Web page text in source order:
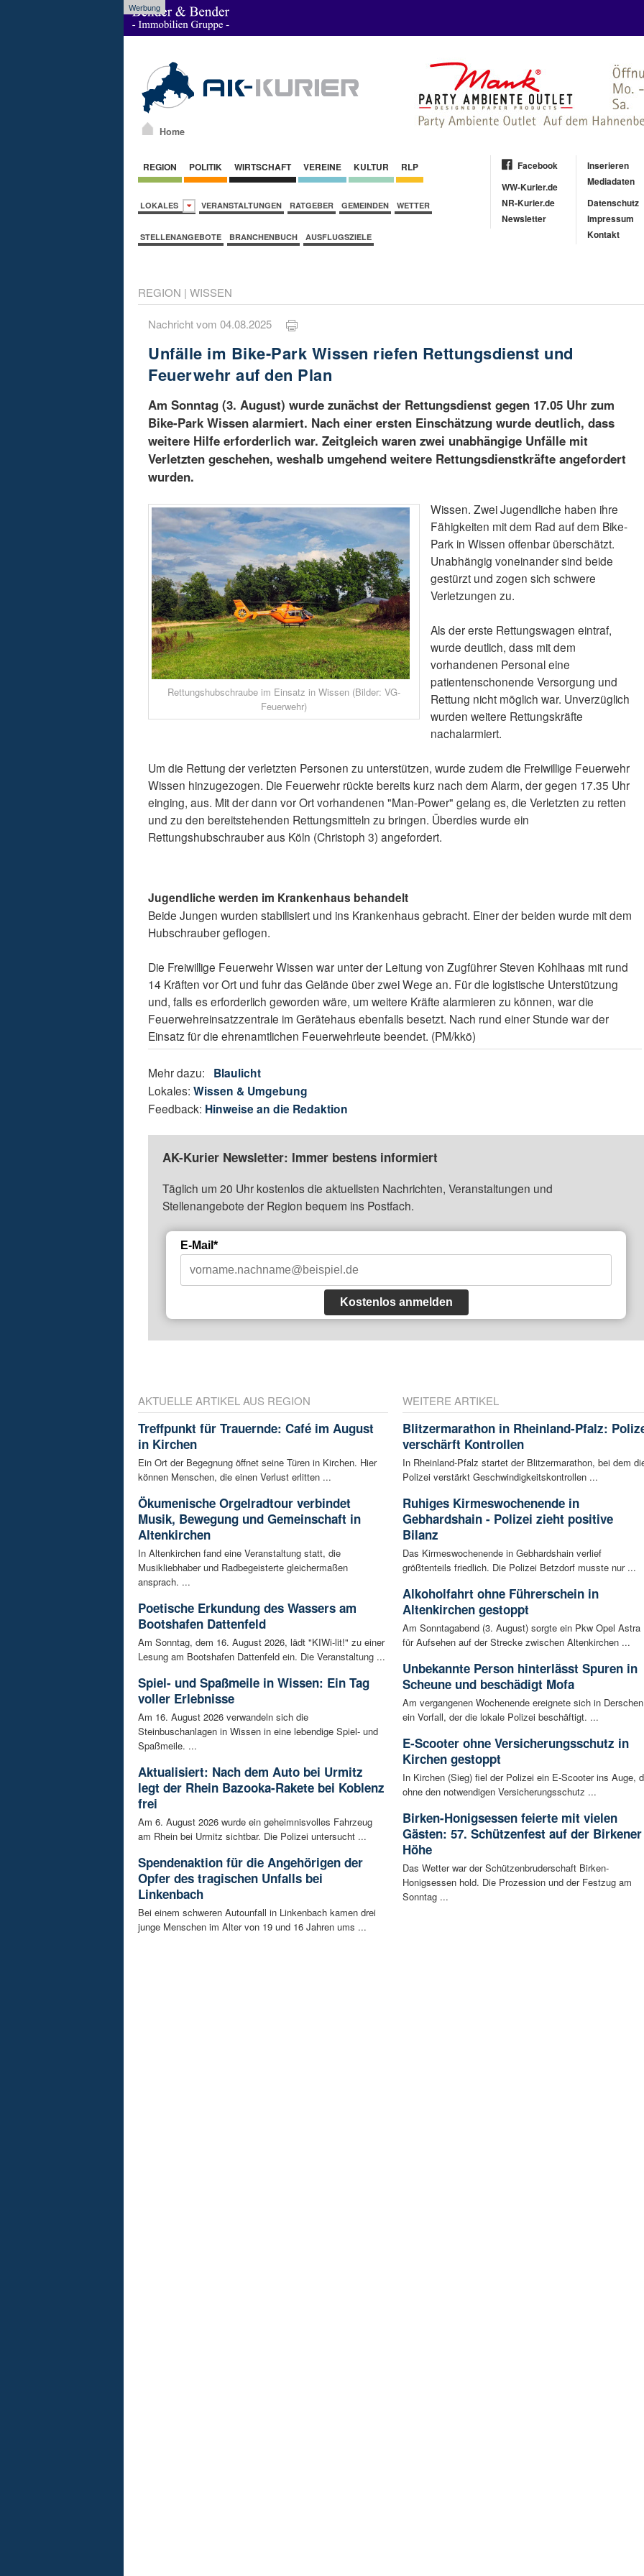
Werbung
Home
REGION POLITIK WIRTSCHAFT VEREINE KULTUR RLP
LOKALES VERANSTALTUNGEN RATGEBER GEMEINDEN WETTER
STELLENANGEBOTE BRANCHENBUCH AUSFLUGSZIELE
Facebook
WW-Kurier.de
NR-Kurier.de
Newsletter
Inserieren
Mediadaten
Datenschutz
Impressum
Kontakt
REGION | WISSEN
Nachricht vom 04.08.2025
Unfälle im Bike-Park Wissen riefen Rettungsdienst und
Feuerwehr auf den Plan
Am Sonntag (3. August) wurde zunächst der Rettungsdienst gegen 17.05 Uhr zum
Bike-Park Wissen alarmiert. Nach einer ersten Einschätzung wurde deutlich, dass
weitere Hilfe erforderlich war. Zeitgleich waren zwei unabhängige Unfälle mit
Verletzten geschehen, weshalb umgehend weitere Rettungsdienstkräfte angefordert
wurden.
Rettungshubschraube im Einsatz in Wissen (Bilder: VG-
Feuerwehr)
Wissen. Zwei Jugendliche haben ihre
Fähigkeiten mit dem Rad auf dem Bike-
Park in Wissen offenbar überschätzt.
Unabhängig voneinander sind beide
gestürzt und zogen sich schwere
Verletzungen zu.
Als der erste Rettungswagen eintraf,
wurde deutlich, dass mit dem
vorhandenen Personal eine
patientenschonende Versorgung und
Rettung nicht möglich war. Unverzüglich
wurden weitere Rettungskräfte
nachalarmiert.
Um die Rettung der verletzten Personen zu unterstützen, wurde zudem die Freiwillige Feuerwehr
Wissen hinzugezogen. Die Feuerwehr rückte bereits kurz nach dem Alarm, der gegen 17.35 Uhr
einging, aus. Mit der dann vor Ort vorhandenen "Man-Power" gelang es, die Verletzten zu retten
und zu den bereitstehenden Rettungsmitteln zu bringen. Überdies wurde ein
Rettungshubschrauber aus Köln (Christoph 3) angefordert.
Jugendliche werden im Krankenhaus behandelt
Beide Jungen wurden stabilisiert und ins Krankenhaus gebracht. Einer der beiden wurde mit dem
Hubschrauber geflogen.
Die Freiwillige Feuerwehr Wissen war unter der Leitung von Zugführer Steven Kohlhaas mit rund
14 Kräften vor Ort und fuhr das Gelände über zwei Wege an. Für die logistische Unterstützung
und, falls es erforderlich geworden wäre, um weitere Kräfte alarmieren zu können, war die
Feuerwehreinsatzzentrale im Gerätehaus ebenfalls besetzt. Nach rund einer Stunde war der
Einsatz für die ehrenamtlichen Feuerwehrleute beendet. (PM/kkö)
Mehr dazu: Blaulicht
Lokales:Wissen & Umgebung
Feedback: Hinweise an die Redaktion
AK-Kurier Newsletter: Immer bestens informiert
Täglich um 20 Uhr kostenlos die aktuellsten Nachrichten, Veranstaltungen und
Stellenangebote der Region bequem ins Postfach.
E-Mail*
Kostenlos anmelden
AKTUELLE ARTIKEL AUS REGION
Treffpunkt für Trauernde: Café im August
in Kirchen
Ein Ort der Begegnung öffnet seine Türen in Kirchen. Hier
können Menschen, die einen Verlust erlitten ...
Ökumenische Orgelradtour verbindet
Musik, Bewegung und Gemeinschaft in
Altenkirchen
In Altenkirchen fand eine Veranstaltung statt, die
Musikliebhaber und Radbegeisterte gleichermaßen
ansprach. ...
Poetische Erkundung des Wassers am
Bootshafen Dattenfeld
Am Sonntag, dem 16. August 2026, lädt "KIWi-lit!" zu einer
Lesung am Bootshafen Dattenfeld ein. Die Veranstaltung ...
Spiel- und Spaßmeile in Wissen: Ein Tag
voller Erlebnisse
Am 16. August 2026 verwandeln sich die
Steinbuschanlagen in Wissen in eine lebendige Spiel- und
Spaßmeile. ...
Aktualisiert: Nach dem Auto bei Urmitz
legt der Rhein Bazooka-Rakete bei Koblenz
frei
Am 6. August 2026 wurde ein geheimnisvolles Fahrzeug
am Rhein bei Urmitz sichtbar. Die Polizei untersucht ...
Spendenaktion für die Angehörigen der
Opfer des tragischen Unfalls bei
Linkenbach
Bei einem schweren Autounfall in Linkenbach kamen drei
junge Menschen im Alter von 19 und 16 Jahren ums ...
WEITERE ARTIKEL
Blitzermarathon in Rheinland-Pfalz:
verschärft Kontrollen
In Rheinland-Pfalz startet der Blitzermarathon, bei dem
Polizei verstärkt Geschwindigkeitskontrollen ...
Ruhiges Kirmeswochenende in
Gebhardshain - Polizei zieht positive
Bilanz
Das Kirmeswochenende in Gebhardshain verlief
größtenteils friedlich. Die Polizei Betzdorf musste nur ...
Alkoholfahrt ohne Führerschein in
Altenkirchen gestoppt
Am Sonntagabend (3. August) sorgte ein Pkw Opel Astra
für Aufsehen auf der Strecke zwischen Altenkirchen ...
Unbekannte Person hinterlässt Spuren in
Scheune und beschädigt Mofa
Am vergangenen Wochenende ereignete sich in Derschen
ein Vorfall, der die lokale Polizei beschäftigt. ...
E-Scooter ohne Versicherungsschutz in
Kirchen gestoppt
In Kirchen (Sieg) fiel der Polizei ein E-Scooter ins Auge,
ohne den notwendigen Versicherungsschutz ...
Birken-Honigsessen feierte mit vielen
Gästen: 57. Schützenfest auf der Birkener
Höhe
Das Wetter war der Schützenbruderschaft Birken-
Honigsessen hold. Die Prozession und der Festzug am
Sonntag ...